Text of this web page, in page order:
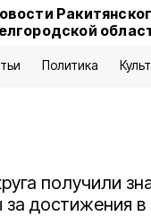
Политика
получили
достижения в